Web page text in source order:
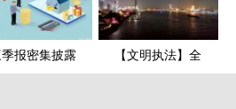
季报密集披露 【文明执法】全